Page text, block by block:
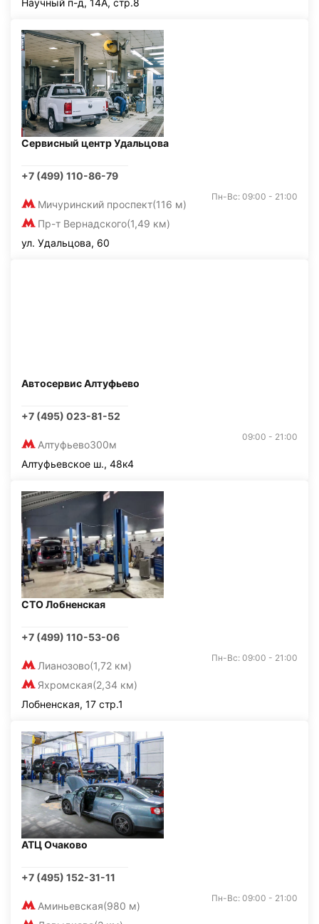
Научный п-д, 14А, стр.8
Сервисный центр Удальцова
+7 (499) 110-86-79
Мичуринский проспект(116 м)
Пр-т Вернадского(1,49 км)
Пн-Вс: 09:00 - 21:00
ул. Удальцова, 60
Автосервис Алтуфьево
+7 (495) 023-81-52
Алтуфьево300м
09:00 - 21:00
Алтуфьевское ш., 48к4
СТО Лобненская
+7 (499) 110-53-06
Лианозово(1,72 км)
Яхромская(2,34 км)
Пн-Вс: 09:00 - 21:00
Лобненская, 17 стр.1
АТЦ Очаково
+7 (495) 152-31-11
Аминьевская(980 м)
Пн-Вс: 09:00 - 21:00